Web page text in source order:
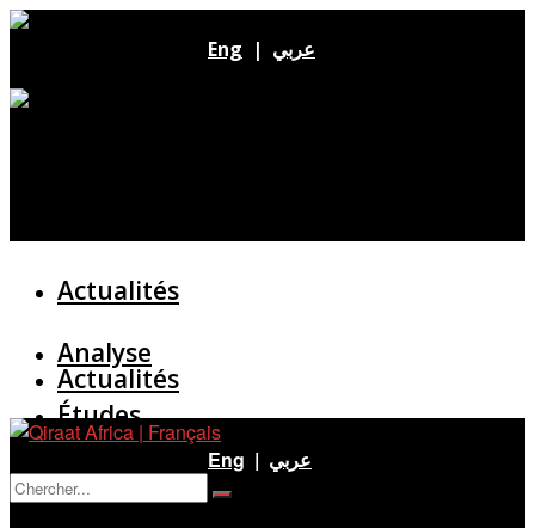
Eng | عربي
Actualités
Analyse
Études
Entretien
Actualités
Eng | عربي